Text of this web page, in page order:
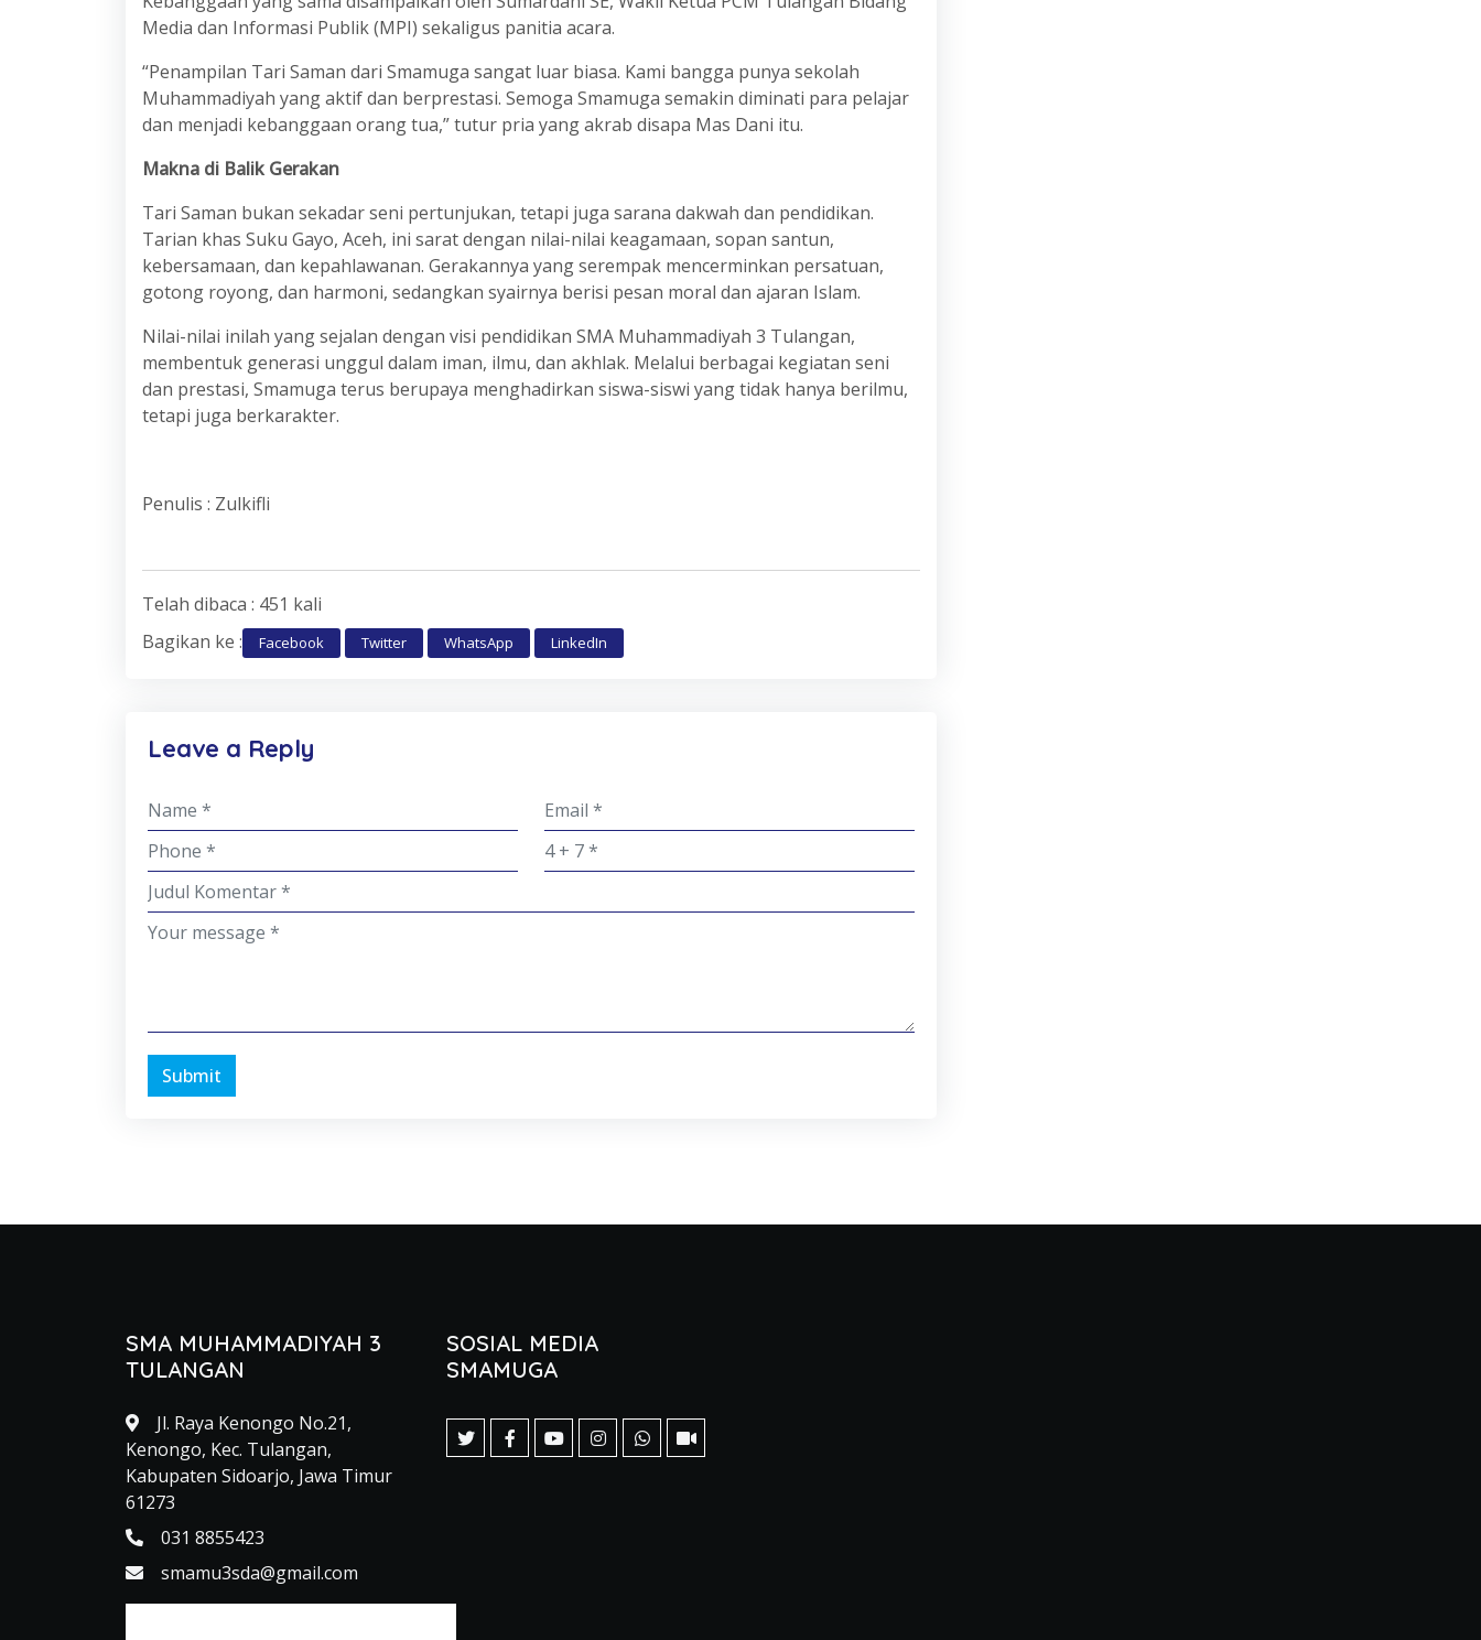
Media dan Informasi Publik (MPI) sekaligus panitia acara.
“Penampilan Tari Saman dari Smamuga sangat luar biasa. Kami bangga punya sekolah
Muhammadiyah yang aktif dan berprestasi. Semoga Smamuga semakin diminati para pelajar
dan menjadi kebanggaan orang tua,” tutur pria yang akrab disapa Mas Dani itu.
Makna di Balik Gerakan
Tari Saman bukan sekadar seni pertunjukan, tetapi juga sarana dakwah dan pendidikan.
Tarian khas Suku Gayo, Aceh, ini sarat dengan nilai-nilai keagamaan, sopan santun,
kebersamaan, dan kepahlawanan. Gerakannya yang serempak mencerminkan persatuan,
gotong royong, dan harmoni, sedangkan syairnya berisi pesan moral dan ajaran Islam.
Nilai-nilai inilah yang sejalan dengan visi pendidikan SMA Muhammadiyah 3 Tulangan,
membentuk generasi unggul dalam iman, ilmu, dan akhlak. Melalui berbagai kegiatan seni
dan prestasi, Smamuga terus berupaya menghadirkan siswa-siswi yang tidak hanya berilmu,
tetapi juga berkarakter.
Penulis : Zulkifli
Telah dibaca : 451 kali
Bagikan ke :
Facebook Twitter WhatsApp LinkedIn
Leave a Reply
Submit
SMA MUHAMMADIYAH 3
TULANGAN
Jl. Raya Kenongo No.21,
Kenongo, Kec. Tulangan,
Kabupaten Sidoarjo, Jawa Timur
61273
031 8855423
smamu3sda@gmail.com
SOSIAL MEDIA
SMAMUGA